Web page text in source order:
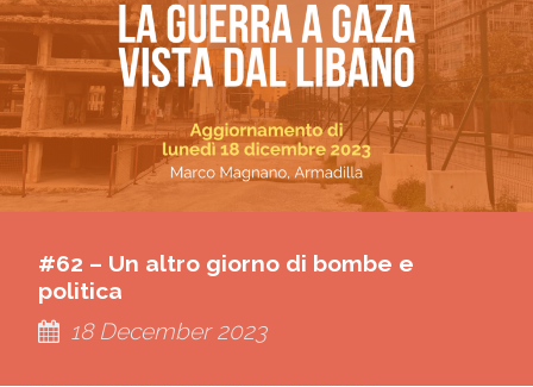
#62 – Un altro giorno di bombe e
politica
18 December 2023